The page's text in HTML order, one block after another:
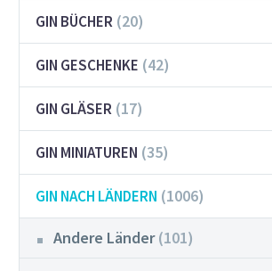
GIN BÜCHER (20)
GIN GESCHENKE (42)
GIN GLÄSER (17)
GIN MINIATUREN (35)
GIN NACH LÄNDERN (1006)
Andere Länder (101)